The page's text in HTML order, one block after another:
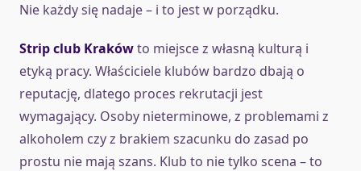
Nie każdy się nadaje – i to jest w porządku.
Strip club Krakówto miejsce z własną kulturą i
etyką pracy. Właściciele klubów bardzo dbają o
reputację, dlatego proces rekrutacji jest
wymagający. Osoby nieterminowe, z problemami z
alkoholem czy z brakiem szacunku do zasad po
prostu nie mają szans. Klub to nie tylko scena – to